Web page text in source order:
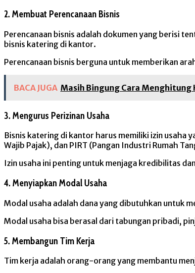
2. Membuat Perencanaan Bisnis
Perencanaan bisnis adalah dokumen yang berisi
bisnis katering di kantor.
Perencanaan bisnis berguna untuk memberikan
BACA JUGA Masih Bingung Cara Menghitung
3. Mengurus Perizinan Usaha
Bisnis katering di kantor harus memiliki izin usaha
Wajib Pajak), dan PIRT (Pangan Industri Rumah
Izin usaha ini penting untuk menjaga kredibilitas
4. Menyiapkan Modal Usaha
Modal usaha adalah dana yang dibutuhkan untuk
Modal usaha bisa berasal dari tabungan pribadi,
5. Membangun Tim Kerja
Tim kerja adalah orang-orang yang membantu